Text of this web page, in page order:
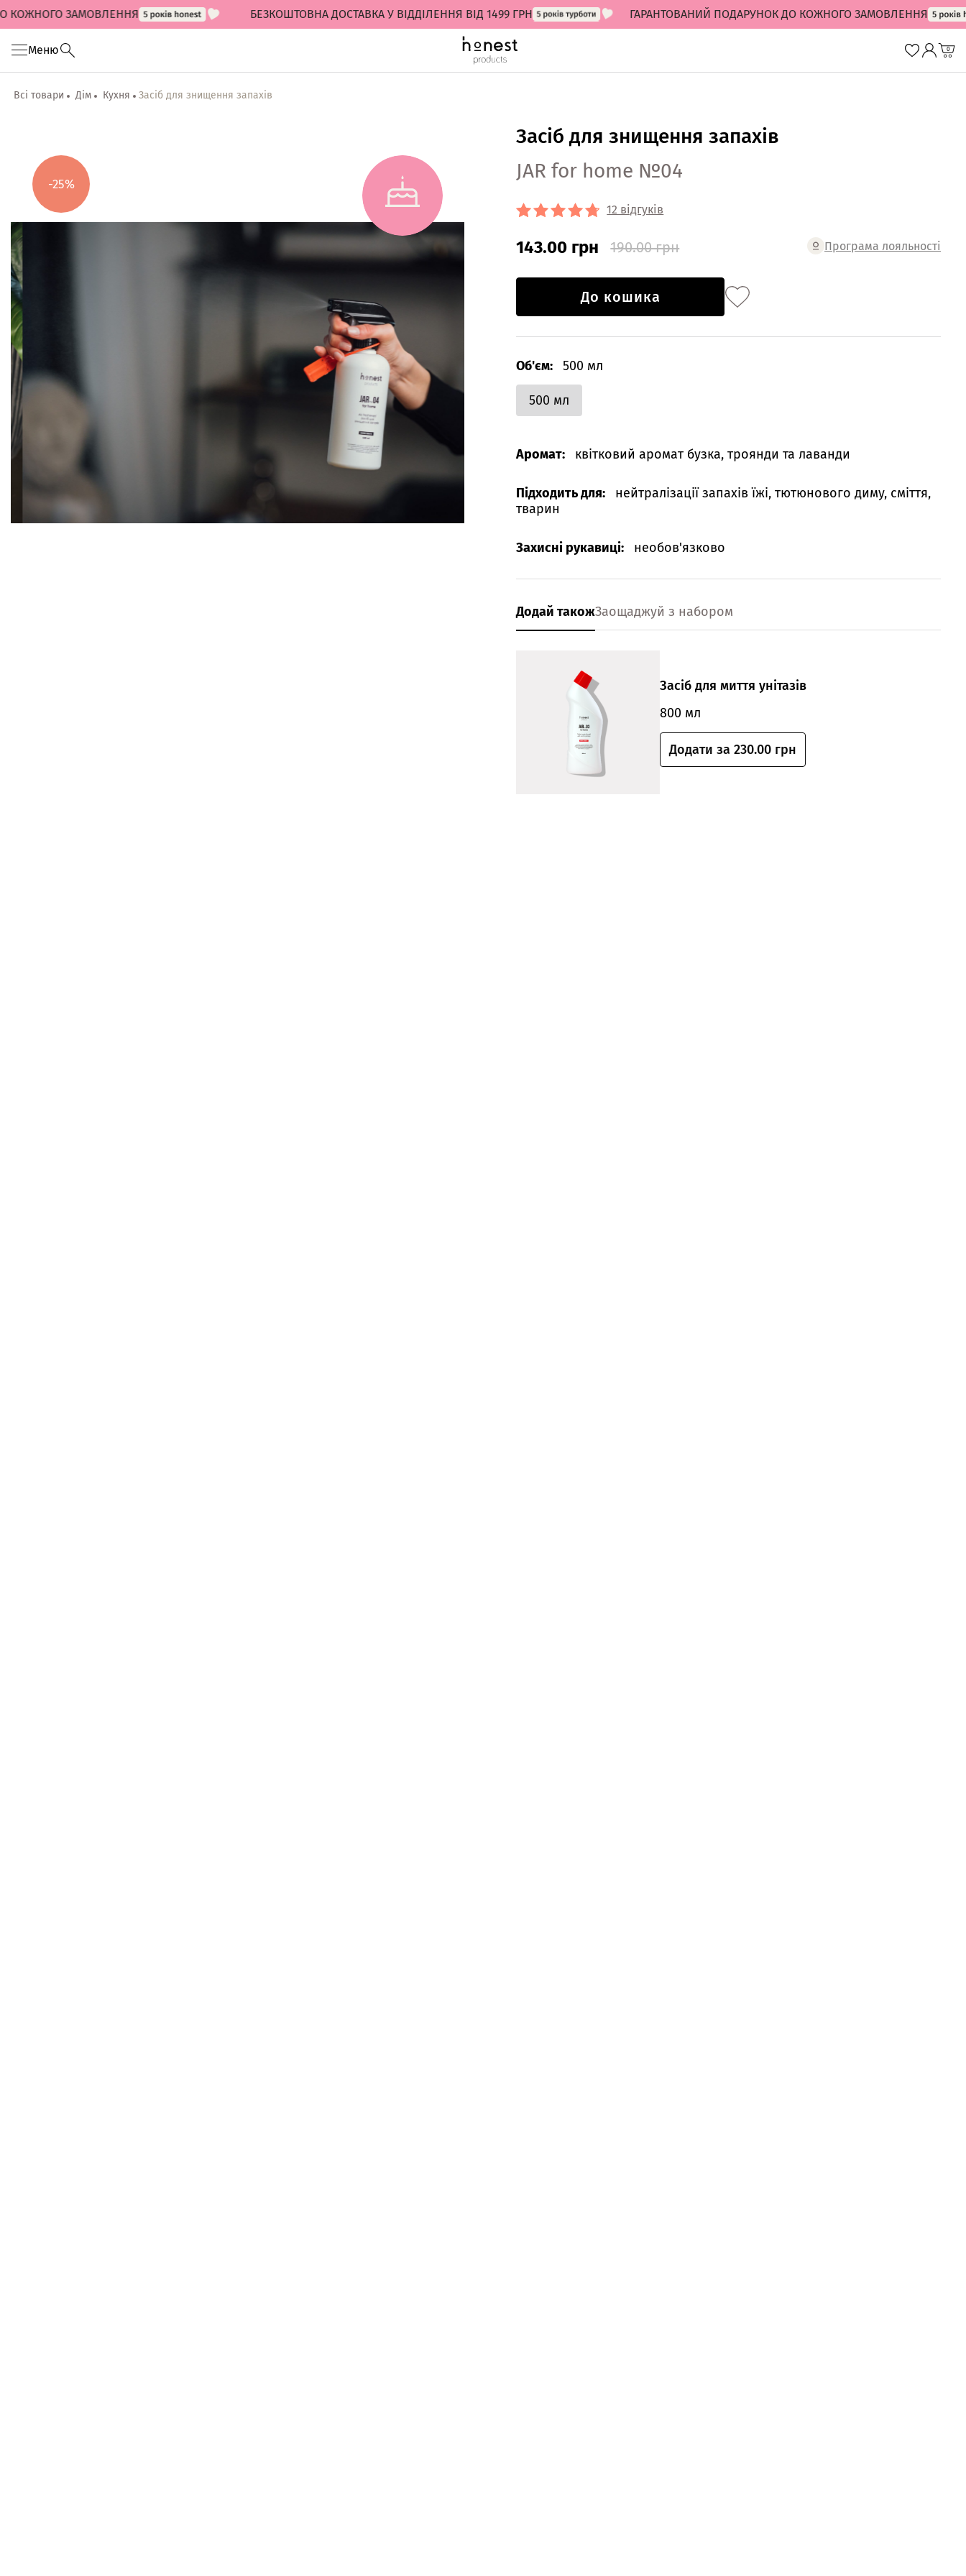
ЗАМОВЛЕННЯ БЕЗКОШТОВНА ДОСТАВКА У ВІДДІЛЕННЯ ВІД 1499 ГРН ГАРАНТОВАНИЙ ПОДАРУНОК ДО КОЖНОГО ЗАМОВЛЕННЯ
Меню 0
Всі товари Дім Кухня Засіб для знищення запахів
Засіб для знищення запахів
JAR for home №04
12 відгуків
190.00 грн
143.00 грн Програма лояльності
До кошика
Об'єм: 500 мл
500 мл
Аромат: квітковий аромат бузка, троянди та лаванди
Підходить для:
нейтралізації запахів їжі, тютюнового диму, сміття,
тварин
Захисні рукавиці: необов'язково
Додай такожЗаощаджуй з набором
Засіб для миття унітазів
800 мл
Додати за 230.00 грн
-25%